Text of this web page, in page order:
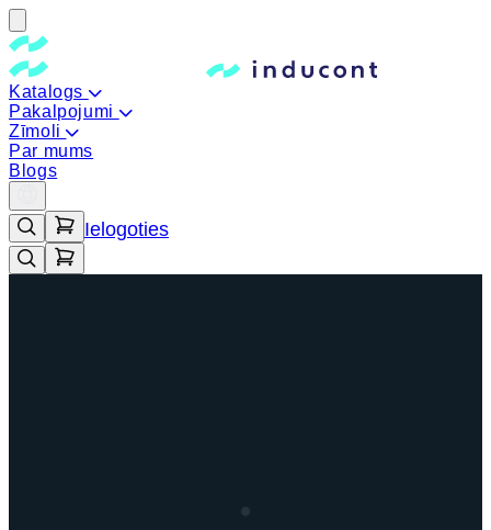
Katalogs
Pakalpojumi
Zīmoli
Par mums
Blogs
Ielogoties